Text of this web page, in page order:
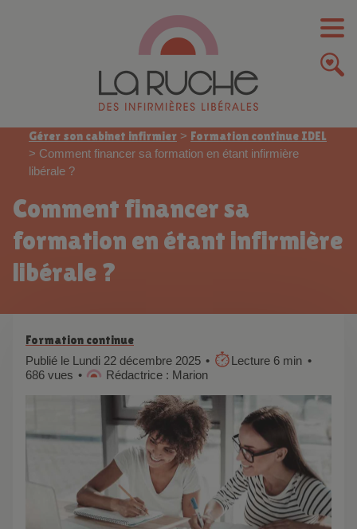
Gérer son cabinet infirmier > Formation continue IDEL
> Comment financer sa formation en étant infirmière
libérale ?
Comment financer sa
formation en étant infirmière
libérale ?
Formation continue
Publié le Lundi 22 décembre 2025
Lecture 6 min
686 vues
Rédactrice : Marion